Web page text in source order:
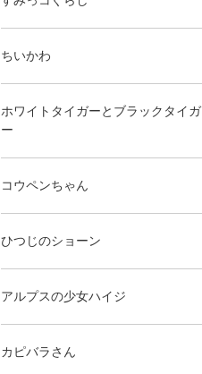
ちいかわ
ホワイトタイガーとブラックタイガ
ー
コウペンちゃん
ひつじのショーン
アルプスの少女ハイジ
カピバラさん